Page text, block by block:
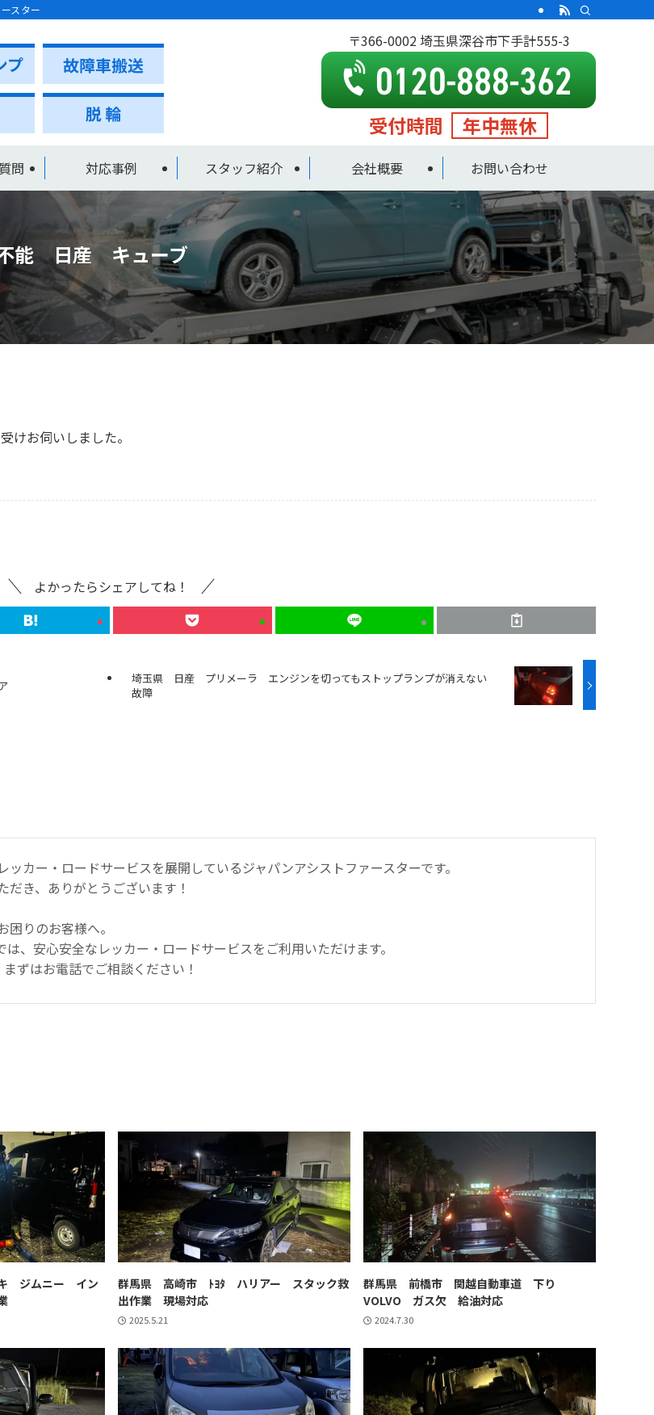
スター
問 対応事例 スタッフ紹介 会社概要 お問い合わせ
〒366-0002 埼玉県深谷市下手計555-3
受付時間 年中無休
能 日産 キューブ
けお伺いしました。
よかったらシェアしてね！
埼玉県 日産 プリメーラ エンジンを切ってもストップランプが消えない
故障
カー・ロードサービスを展開しているジャパンアシストファースターです。
だき、ありがとうございます！
りのお客様へ。
、安心安全なレッカー・ロードサービスをご利用いただけます。
ずはお電話でご相談ください！
ジムニー イン
群馬県 高崎市 ﾄﾖﾀ ハリアー スタック救
出作業 現場対応
2025.5.21
群馬県 前橋市 関越自動車道 下り
VOLVO ガス欠 給油対応
2024.7.30